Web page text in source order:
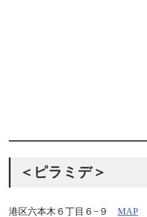
＜ピラミデ＞
港区六本木６丁目６−９ MAP